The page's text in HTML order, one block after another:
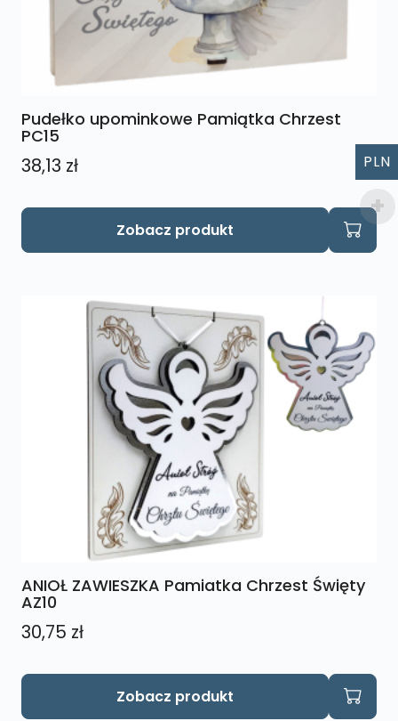
Pudełko upominkowe Pamiątka Chrzest
PC15
38,13 zł
Zobacz produkt
Ten
wariantów.
ANIOŁ ZAWIESZKA Pamiatka Chrzest Święty
AZ10
30,75 zł
Zobacz produkt
PLN